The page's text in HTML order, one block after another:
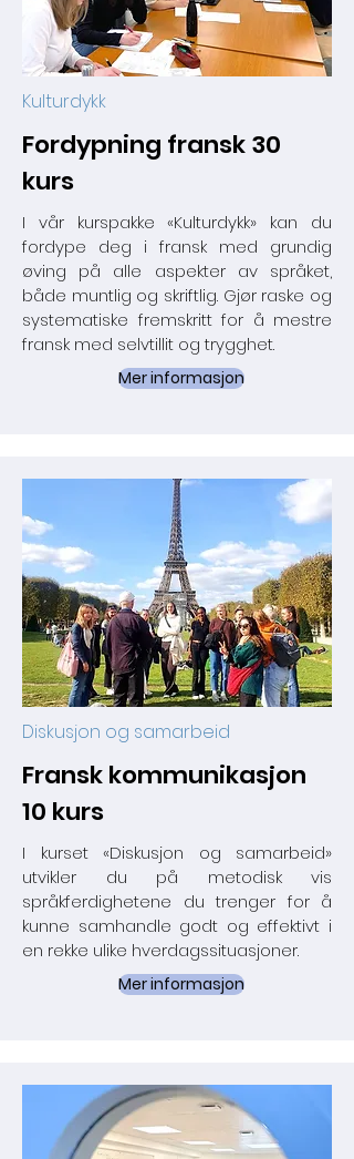
Kulturdykk
Fordypning fransk 30
kurs
I vår kurspakke «Kulturdykk» kan du
fordype deg i fransk med grundig
øving på alle aspekter av språket,
både muntlig og skriftlig. Gjør raske og
systematiske fremskritt for å mestre
fransk med selvtillit og trygghet.
Mer informasjon
Diskusjon og samarbeid
Fransk kommunikasjon
10 kurs
I kurset «Diskusjon og samarbeid»
utvikler du på metodisk vis
språkferdighetene du trenger for å
kunne samhandle godt og effektivt i
en rekke ulike hverdagssituasjoner.
Mer informasjon